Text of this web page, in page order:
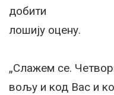
добити
лошију оцену.
„Слажем се.
вољу и код Вас и